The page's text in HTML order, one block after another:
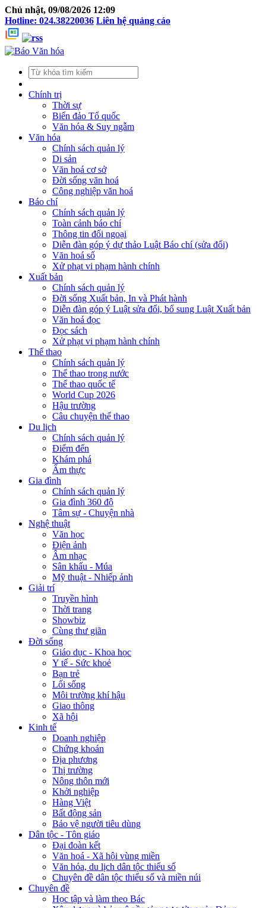
Chủ nhật, 09/08/2026 12:09
Hotline: 024.38220036 Liên hệ quảng cáo
Chính trị
Thời sự
Biển đảo Tổ quốc
Văn hóa & Suy ngẫm
Văn hóa
Chính sách quản lý
Di sản
Văn hoá cơ sở
Đời sống văn hoá
Công nghiệp văn hoá
Báo chí
Chính sách quản lý
Toàn cảnh báo chí
Thông tin đối ngoại
Diễn đàn góp ý dự thảo Luật Báo chí (sửa đổi)
Văn hoá số
Xử phạt vi phạm hành chính
Xuất bản
Chính sách quản lý
Đời sống Xuất bản, In và Phát hành
Diễn đàn góp ý Luật sửa đổi, bổ sung Luật Xuất bản
Văn hoá đọc
Đọc sách
Xử phạt vi phạm hành chính
Thể thao
Chính sách quản lý
Thể thao trong nước
Thể thao quốc tế
World Cup 2026
Hậu trường
Câu chuyện thể thao
Du lịch
Chính sách quản lý
Điểm đến
Khám phá
Ẩm thực
Gia đình
Chính sách quản lý
Gia đình 360 độ
Tâm sự - Chuyện nhà
Nghệ thuật
Văn học
Điện ảnh
Âm nhạc
Sân khấu - Múa
Mỹ thuật - Nhiếp ảnh
Giải trí
Truyền hình
Thời trang
Showbiz
Cùng thư giãn
Đời sống
Giáo dục - Khoa học
Y tế - Sức khoẻ
Bạn trẻ
Lối sống
Môi trường khí hậu
Giao thông
Xã hội
Kinh tế
Doanh nghiệp
Chứng khoán
Địa phương
Thị trường
Nông thôn mới
Khởi nghiệp
Hàng Việt
Bất động sản
Bảo vệ người tiêu dùng
Dân tộc - Tôn giáo
Đại đoàn kết
Văn hoá - Xã hội vùng miền
Văn hóa, du lịch dân tộc thiểu số
Chuyên đề dân tộc thiểu số và miền núi
Chuyên đề
Học tập và làm theo Bác